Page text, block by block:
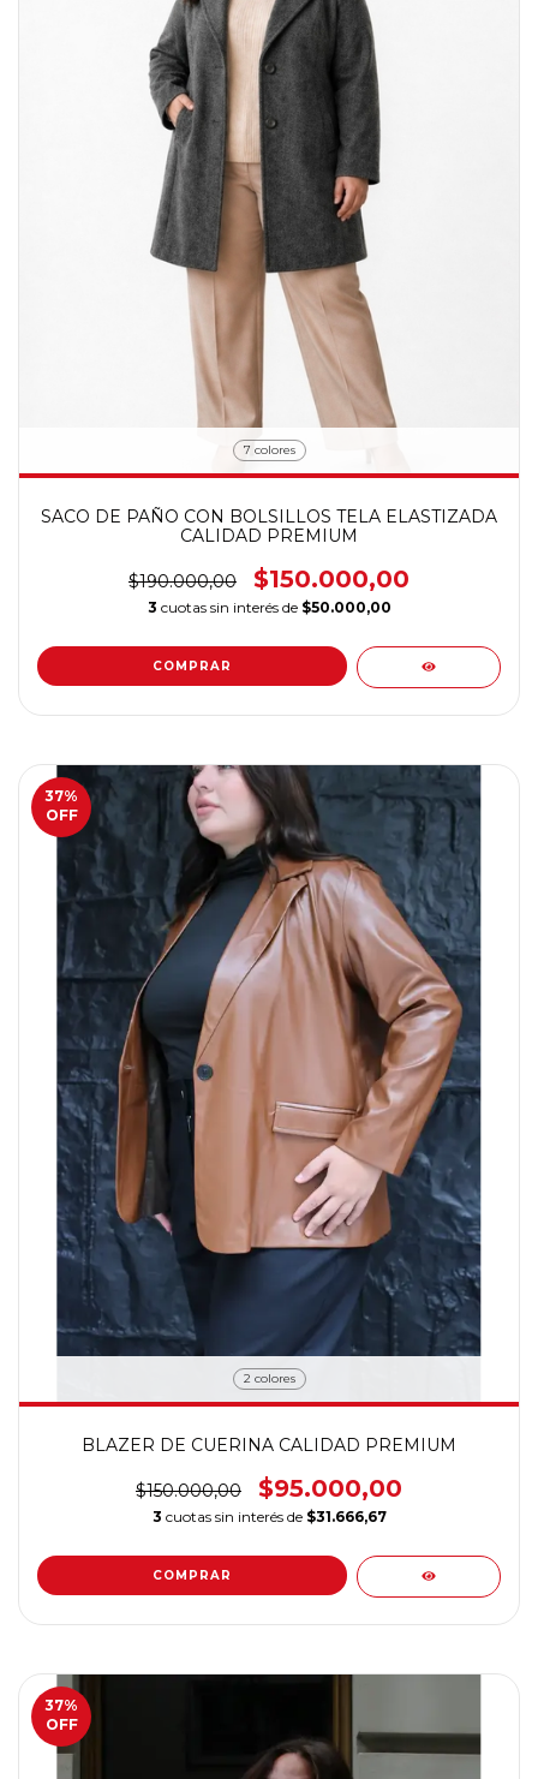
7 colores
SACO DE PAÑO CON BOLSILLOS TELA ELASTIZADA
CALIDAD PREMIUM
$190.000,00 $150.000,00
3 cuotas sin interés de $50.000,00
COMPRAR
37%
OFF
2 colores
BLAZER DE CUERINA CALIDAD PREMIUM
$150.000,00 $95.000,00
3 cuotas sin interés de $31.666,67
COMPRAR
37%
OFF